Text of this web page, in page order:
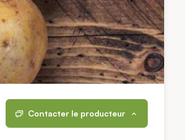
Contacter le producteur